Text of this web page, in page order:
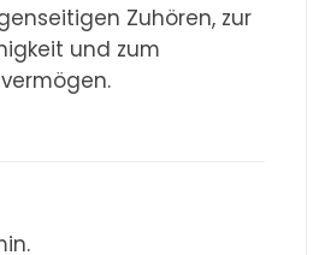
Zuhören, zur
und zum